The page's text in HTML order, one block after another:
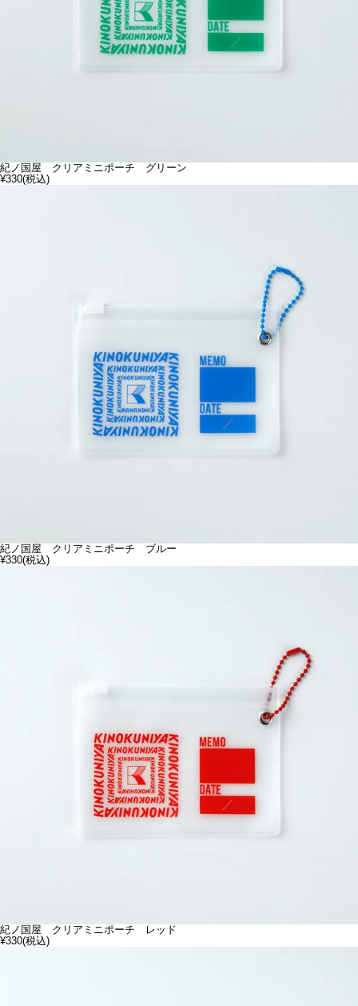
紀ノ国屋 クリアミニポーチ グリーン
¥330(税込)
紀ノ国屋 クリアミニポーチ ブルー
¥330(税込)
紀ノ国屋 クリアミニポーチ レッド
¥330(税込)